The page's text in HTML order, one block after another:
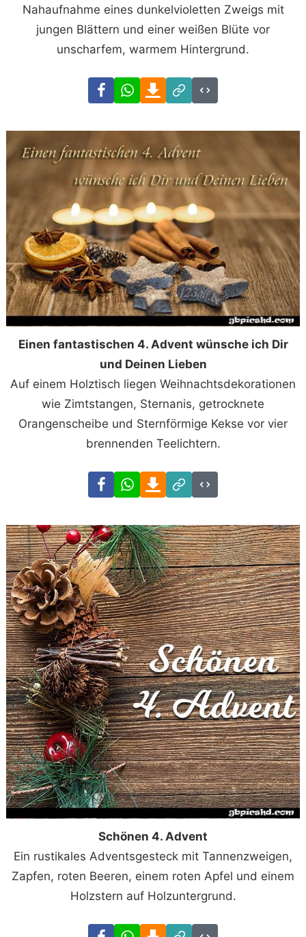
Nahaufnahme eines dunkelvioletten Zweigs mit
jungen Blättern und einer weißen Blüte vor
unscharfem, warmem Hintergrund.
FacebookWhatsAppDownload
Link
Code
Einen fantastischen 4. Advent wünsche ich Dir
und Deinen Lieben
Auf einem Holztisch liegen Weihnachtsdekorationen
wie Zimtstangen, Sternanis, getrocknete
Orangenscheibe und Sternförmige Kekse vor vier
brennenden Teelichtern.
FacebookWhatsAppDownload
Link
Code
Schönen 4. Advent
Ein rustikales Adventsgesteck mit Tannenzweigen,
Zapfen, roten Beeren, einem roten Apfel und einem
Holzstern auf Holzuntergrund.
FacebookWhatsAppDownload